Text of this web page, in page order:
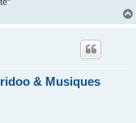
& Musiques